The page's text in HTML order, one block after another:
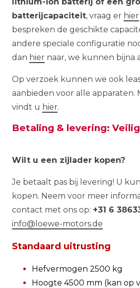
batterijcapaciteit, vraag er hier
bespreken de geschikte
andere speciale configuratie
dan hier naar, we kunnen bijna
Op verzoek kunnen we ook
aanbieden voor alle apparaten.
vindt u hier.
Betaling & levering:
Wilt u een zijlader kopen?
Je betaalt pas bij levering! U
kopen. Neem voor meer
contact met ons op: +31 6
info@loewe-motors.de
Standaard uitrusting
Hefvermogen 2500 kg
Hoogte 4500 mm (kan op